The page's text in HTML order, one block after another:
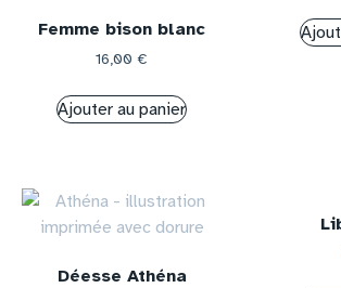
Femme bison blanc
16,00 €
Ajouter au panier
Déesse Athéna